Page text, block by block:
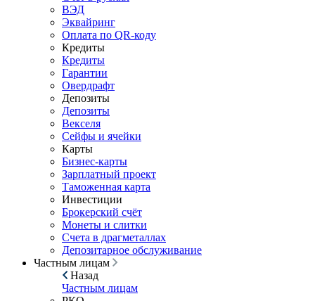
ВЭД
Эквайринг
Оплата по QR-коду
Кредиты
Кредиты
Гарантии
Овердрафт
Депозиты
Депозиты
Векселя
Сейфы и ячейки
Карты
Бизнес-карты
Зарплатный проект
Таможенная карта
Инвестиции
Брокерский счёт
Монеты и слитки
Счета в драгметаллах
Депозитарное обслуживание
Частным лицам
Назад
Частным лицам